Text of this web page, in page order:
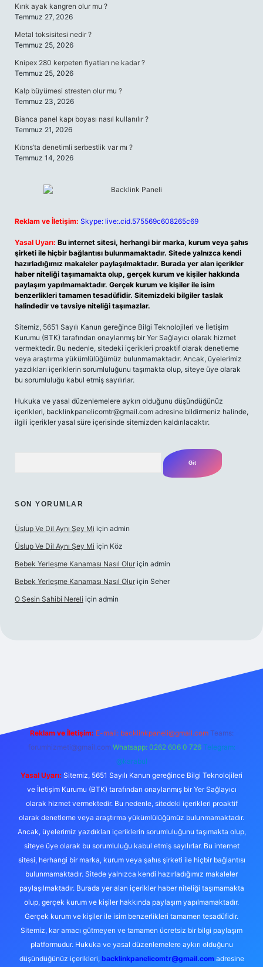
Kırık ayak kangren olur mu ?
Temmuz 27, 2026
Metal toksisitesi nedir ?
Temmuz 25, 2026
Knipex 280 kerpeten fiyatları ne kadar ?
Temmuz 25, 2026
Kalp büyümesi stresten olur mu ?
Temmuz 23, 2026
Bianca panel kapı boyası nasıl kullanılır ?
Temmuz 21, 2026
Kıbrıs’ta denetimli serbestlik var mı ?
Temmuz 14, 2026
Reklam ve İletişim: Skype: live:.cid.575569c608265c69
Yasal Uyarı: Bu internet sitesi, herhangi bir marka, kurum veya şahıs
şirketi ile hiçbir bağlantısı bulunmamaktadır. Sitede yalnızca kendi
hazırladığımız makaleler paylaşılmaktadır. Burada yer alan içerikler
haber niteliği taşımamakta olup, gerçek kurum ve kişiler hakkında
paylaşım yapılmamaktadır. Gerçek kurum ve kişiler ile isim
benzerlikleri tamamen tesadüfidir. Sitemizdeki bilgiler taslak
halindedir ve tavsiye niteliği taşımazlar.
Sitemiz, 5651 Sayılı Kanun gereğince Bilgi Teknolojileri ve İletişim
Kurumu (BTK) tarafından onaylanmış bir Yer Sağlayıcı olarak hizmet
vermektedir. Bu nedenle, sitedeki içerikleri proaktif olarak denetleme
veya araştırma yükümlülüğümüz bulunmamaktadır. Ancak, üyelerimiz
yazdıkları içeriklerin sorumluluğunu taşımakta olup, siteye üye olarak
bu sorumluluğu kabul etmiş sayılırlar.
Hukuka ve yasal düzenlemelere aykırı olduğunu düşündüğünüz
içerikleri, backlinkpanelicomtr@gmail.com adresine bildirmeniz halinde,
ilgili içerikler yasal süre içerisinde sitemizden kaldırılacaktır.
SON YORUMLAR
Üslup Ve Dil Aynı Şey Mi için admin
Üslup Ve Dil Aynı Şey Mi için Köz
Bebek Yerleşme Kanaması Nasıl Olur için admin
Bebek Yerleşme Kanaması Nasıl Olur için Seher
O Sesin Sahibi Nereli için admin
Reklam ve İletişim: E-mail: backlinkpaneli@gmail.com Teams:
forumhizmeti@gmail.com Whatsapp: 0262 606 0 726 Telegram:
@karabul
Yasal Uyarı: Sitemiz, 5651 Sayılı Kanun gereğince Bilgi Teknolojileri
ve İletişim Kurumu (BTK) tarafından onaylanmış bir Yer Sağlayıcı
olarak hizmet vermektedir. Bu nedenle, sitedeki içerikleri proaktif
olarak denetleme veya araştırma yükümlülüğümüz bulunmamaktadır.
Ancak, üyelerimiz yazdıkları içeriklerin sorumluluğunu taşımakta olup,
siteye üye olarak bu sorumluluğu kabul etmiş sayılırlar. Bu internet
sitesi, herhangi bir marka, kurum veya şahıs şirketi ile hiçbir bağlantısı
bulunmamaktadır. Sitede yalnızca kendi hazırladığımız makaleler
paylaşılmaktadır. Burada yer alan içerikler haber niteliği taşımamakta
olup, gerçek kurum ve kişiler hakkında paylaşım yapılmamaktadır.
Gerçek kurum ve kişiler ile isim benzerlikleri tamamen tesadüfidir.
Sitemiz, kar amacı gütmeyen ve tamamen ücretsiz bir bilgi paylaşım
platformudur. Hukuka ve yasal düzenlemelere aykırı olduğunu
düşündüğünüz içerikleri, backlinkpanelicomtr@gmail.comadresine